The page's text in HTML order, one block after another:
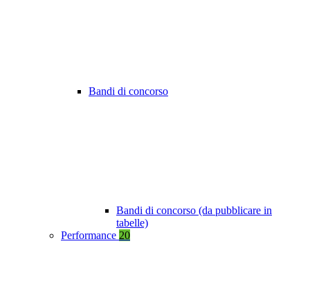
Bandi di concorso
Bandi di concorso (da pubblicare in
tabelle)
Performance 20